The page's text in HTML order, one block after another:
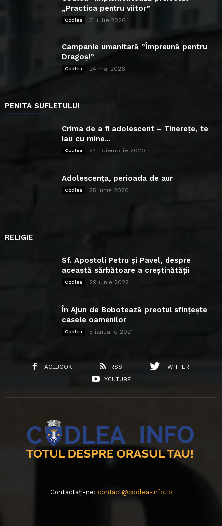
„Practica pentru viitor”
Codlea 31 iulie 2026
Campanie umanitară ”Împreună pentru
Dragoș!”
Codlea 24 mai 2026
PENITA SUFLETULUI
Crima de a fi adolescent – Tinerețe, te
iau cu mine...
Codlea 24 noiembrie 2020
Adolescența, perioada de aur
Codlea 25 iunie 2020
RELIGIE
Sf. Apostoli Petru și Pavel, despre
această sărbătoare a creștinătății
Codlea 29 iunie 2022
În Ajun de Bobotează preotul sfințește
casele oamenilor
Codlea 5 ianuarie 2021
FACEBOOK RSS
TWITTER
YOUTUBE
Contactați-ne: contact@codlea-info.ro